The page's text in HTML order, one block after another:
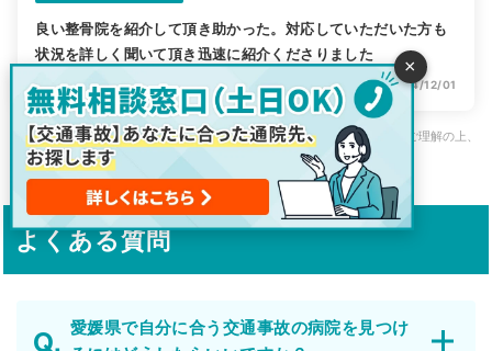
良い整骨院を紹介して頂き助かった。対応していただいた方も
状況を詳しく聞いて頂き迅速に紹介くださりました
投稿日：2024/12/01
※上記はご利用者様のご利用当時の主観的なご意見・ご感想です。その点ご理解の上、
一つの参考としてご活用ください。
よくある質問
愛媛県で自分に合う交通事故の病院を見つけ
×